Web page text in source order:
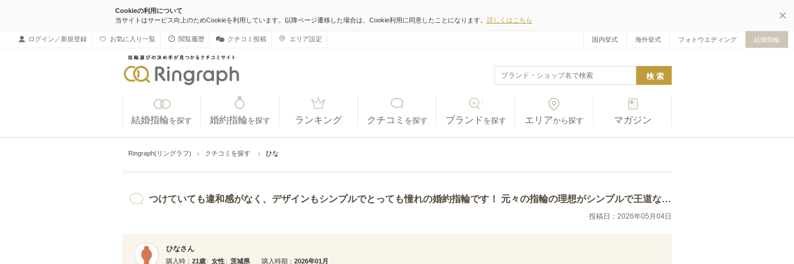
Cookieの利用について
当サイトはサービス向上のためCookieを利用しています。以降ページ遷移した場合は、Cookie利用に同意したことになります。 詳しくはこちら
ログイン／新規登録 お気に入り一覧 閲覧履歴 クチコミ投稿 エリア設定 国内挙式 海外挙式 フォトウエディング 結婚指輪
結婚指輪を探す 婚約指輪を探す ランキング クチコミ を探す ブランド を探す エリアから探す マガジン
Ringraph(リングラフ) クチコミを探す ひな
つけていても違和感がなく、デザインもシンプルでとっても憧れの婚約指輪です！ 元々の指輪の理想がシンプルで王道なデザインでした。 どの指輪もとても素敵でしたが、選んだ指輪のデザインが…
投稿日：2026年05月04日
ひなさん
購入時 21歳 女性 茨城県 購入時期 2026年01月